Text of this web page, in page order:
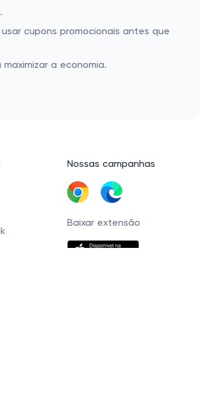
cupons promocionais antes que
a economia.
Nossas campanhas
Baixar extensão